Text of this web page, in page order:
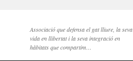
Associació que defensa el gat lliure, la seva
vida en llibertat i la seva integració en
hàbitats que compartim…